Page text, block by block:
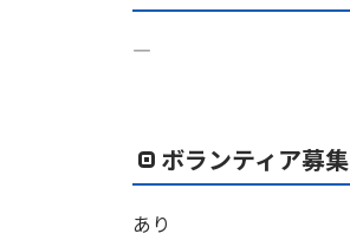
―
ボランティア募集
あり